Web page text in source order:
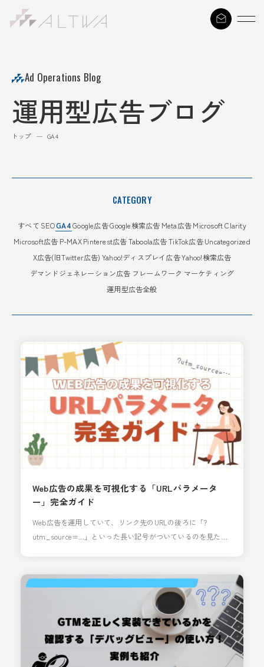
Ad Operations Blog
運用型広告ブログ
トップ — GA4
CATEGORY
すべて SEOGA4Google広告Google検索広告 Meta広告Microsoft Clarity
Microsoft広告 P-MAXPinterest広告Taboola広告TikTok広告Uncategorized
X広告(旧Twitter広告) Yahoo!ディスプレイ広告Yahoo!検索広告
デマンドジェネレーション広告 フレームワーク マーケティング
運用型広告全般
Web広告の成果を可視化する「URLパラメータ
ー」完全ガイド
Web広告を運用していて、リンク先のURLの後ろに「?
utm_source=...」といった長い記号がついているのを見たこ
らかにすることができます。どこから流入経路し、Webペー
ジ閲覧したのかを把握できるためのものです。 今回は、初心
者向けにパラメーターの必要性、種類、設定方法をど